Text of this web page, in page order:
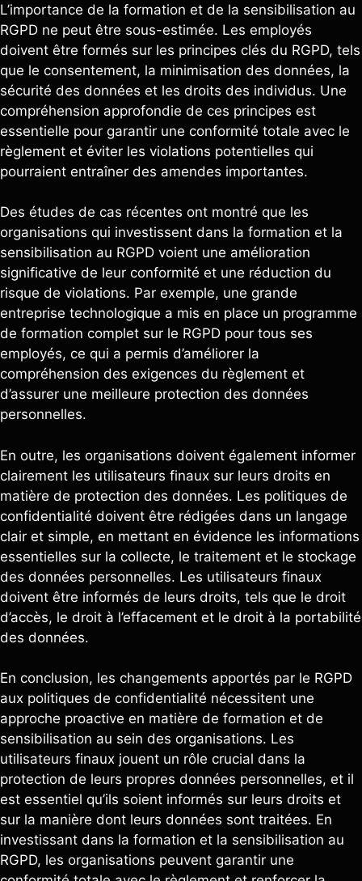
L’importance de la formation et de la sensibilisation au
RGPD ne peut être sous-estimée. Les employés
doivent être formés sur les principes clés du RGPD, tels
que le consentement, la minimisation des données, la
sécurité des données et les droits des individus. Une
compréhension approfondie de ces principes est
essentielle pour garantir une conformité totale avec le
règlement et éviter les violations potentielles qui
pourraient entraîner des amendes importantes.
Des études de cas récentes ont montré que les
organisations qui investissent dans la formation et la
sensibilisation au RGPD voient une amélioration
significative de leur conformité et une réduction du
risque de violations. Par exemple, une grande
entreprise technologique a mis en place un programme
de formation complet sur le RGPD pour tous ses
employés, ce qui a permis d’améliorer la
compréhension des exigences du règlement et
d’assurer une meilleure protection des données
personnelles.
En outre, les organisations doivent également informer
clairement les utilisateurs finaux sur leurs droits en
matière de protection des données. Les politiques de
confidentialité doivent être rédigées dans un langage
clair et simple, en mettant en évidence les informations
essentielles sur la collecte, le traitement et le stockage
des données personnelles. Les utilisateurs finaux
doivent être informés de leurs droits, tels que le droit
d’accès, le droit à l’effacement et le droit à la portabilité
des données.
En conclusion, les changements apportés par le RGPD
aux politiques de confidentialité nécessitent une
approche proactive en matière de formation et de
sensibilisation au sein des organisations. Les
utilisateurs finaux jouent un rôle crucial dans la
protection de leurs propres données personnelles, et il
est essentiel qu’ils soient informés sur leurs droits et
sur la manière dont leurs données sont traitées. En
investissant dans la formation et la sensibilisation au
RGPD, les organisations peuvent garantir une